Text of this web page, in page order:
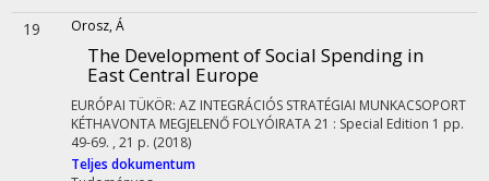
19 Orosz, Á
The Development of Social Spending in
East Central Europe
EURÓPAI TÜKÖR: AZ INTEGRÁCIÓS STRATÉGIAI MUNKACSOPORT
KÉTHAVONTA MEGJELENŐ FOLYÓIRATA21 : Special Edition 1 pp.
49-69. , 21 p. (2018)
Teljes dokumentum